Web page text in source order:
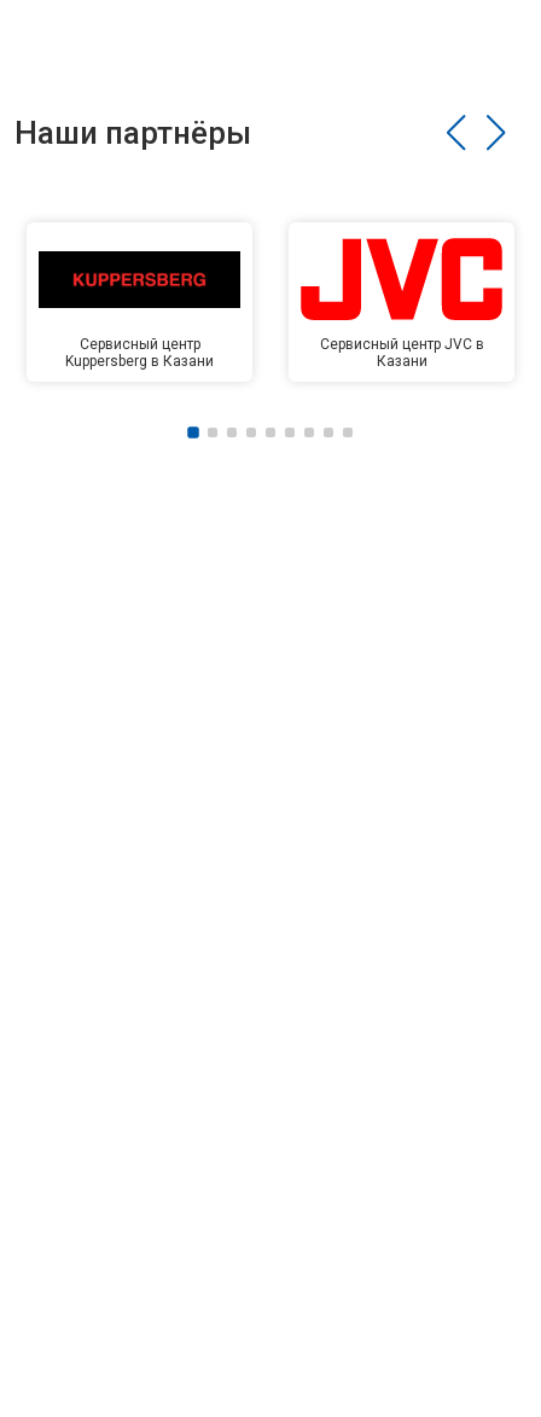
Наши партнёры
Сервисный центр
Kuppersberg в Казани
Сервисный центр JVC в
Казани